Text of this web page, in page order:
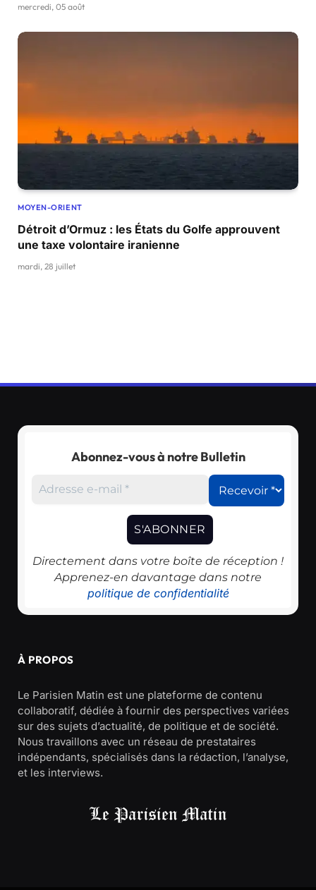
mercredi, 05 août
MOYEN-ORIENT
Détroit d’Ormuz : les États du Golfe approuvent
une taxe volontaire iranienne
mardi, 28 juillet
Abonnez-vous à notre Bulletin
Directement dans votre boîte de réception !
Apprenez-en davantage dans notre
politique de confidentialité
À PROPOS
Le Parisien Matin est une plateforme de contenu
collaboratif, dédiée à fournir des perspectives variées
sur des sujets d’actualité, de politique et de société.
Nous travaillons avec un réseau de prestataires
indépendants, spécialisés dans la rédaction, l’analyse,
et les interviews.